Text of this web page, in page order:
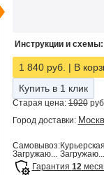
Инструкции и схемы:
1 840 руб. | В
Купить в 1 клик
Старая цена:1920
Город доставки:
Самовывоз:
Загружаю... Загружаю...
Гарантия 12